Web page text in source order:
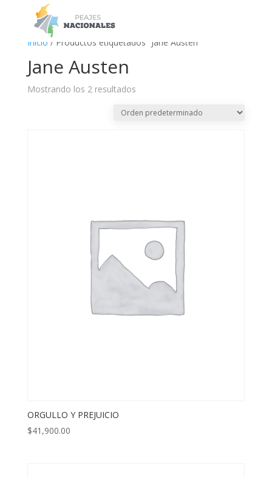
Inicio / Productos etiquetados “Jane Austen”
Jane Austen
Mostrando los 2 resultados
ORGULLO Y PREJUICIO
$41,900.00